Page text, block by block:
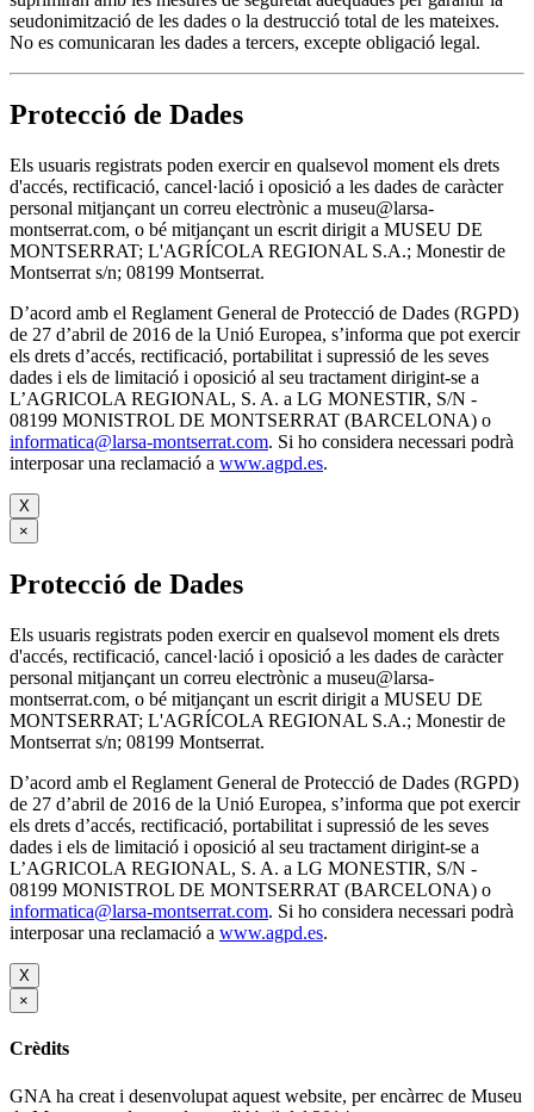
seudonimització de les dades o la destrucció total de les mateixes.
No es comunicaran les dades a tercers, excepte obligació legal.
Protecció de Dades
Els usuaris registrats poden exercir en qualsevol moment els drets
d'accés, rectificació, cancel·lació i oposició a les dades de caràcter
personal mitjançant un correu electrònic a museu@larsa-
montserrat.com, o bé mitjançant un escrit dirigit a MUSEU DE
MONTSERRAT; L'AGRÍCOLA REGIONAL S.A.; Monestir de
Montserrat s/n; 08199 Montserrat.
D’acord amb el Reglament General de Protecció de Dades (RGPD)
de 27 d’abril de 2016 de la Unió Europea, s’informa que pot exercir
els drets d’accés, rectificació, portabilitat i supressió de les seves
dades i els de limitació i oposició al seu tractament dirigint-se a
L’AGRICOLA REGIONAL, S. A. a LG MONESTIR, S/N -
08199 MONISTROL DE MONTSERRAT (BARCELONA) o
informatica@larsa-montserrat.com. Si ho considera necessari podrà
interposar una reclamació a www.agpd.es.
X
×
Protecció de Dades
Els usuaris registrats poden exercir en qualsevol moment els drets
d'accés, rectificació, cancel·lació i oposició a les dades de caràcter
personal mitjançant un correu electrònic a museu@larsa-
montserrat.com, o bé mitjançant un escrit dirigit a MUSEU DE
MONTSERRAT; L'AGRÍCOLA REGIONAL S.A.; Monestir de
Montserrat s/n; 08199 Montserrat.
D’acord amb el Reglament General de Protecció de Dades (RGPD)
de 27 d’abril de 2016 de la Unió Europea, s’informa que pot exercir
els drets d’accés, rectificació, portabilitat i supressió de les seves
dades i els de limitació i oposició al seu tractament dirigint-se a
L’AGRICOLA REGIONAL, S. A. a LG MONESTIR, S/N -
08199 MONISTROL DE MONTSERRAT (BARCELONA) o
informatica@larsa-montserrat.com. Si ho considera necessari podrà
interposar una reclamació a www.agpd.es.
X
×
Crèdits
GNA ha creat i desenvolupat aquest website, per encàrrec de Museu